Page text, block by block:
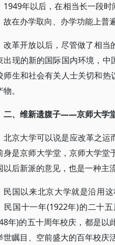
1949年以后，在相当长一段
故在办学取向、办学功能上普
改革开放以后，尽管做了相当
出现的新的国际国内环境，
师生和社会有关人士关切和
。
二、维新遗腹子——京师大学
北京大学可以说是应改革之运
身是京师大学堂，京师大学
以后新派的意见，也是一种主
民国以来北京大学就是沿用
民国十一年(1922年)的二十
年)的五十周年校庆，都是以
世瞩目、空前盛大的百年校庆